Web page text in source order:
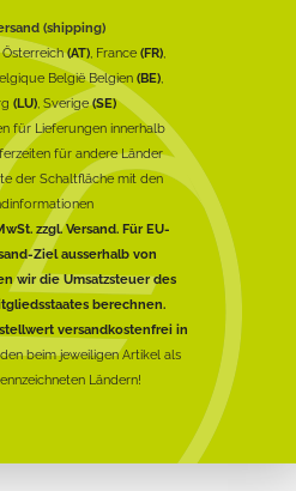
(shipping)
Österreich(AT), France (FR),
België Belgien (BE),
(LU), Sverige(SE)
für Lieferungen innerhalb
für andere Länder
der Schaltfläche mit den
zzgl. Versand. Für EU-
Ziel ausserhalb von
wir die Umsatzsteuer des
berechnen.
versandkostenfrei in
beim jeweiligen Artikel als
Ländern!